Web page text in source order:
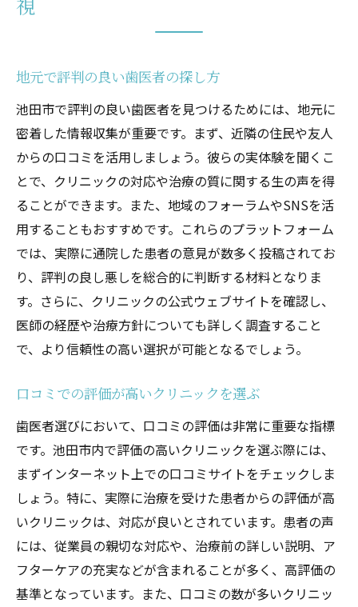
視
地元で評判の良い歯医者の探し方
池田市で評判の良い歯医者を見つけるためには、地元に
密着した情報収集が重要です。まず、近隣の住民や友人
からの口コミを活用しましょう。彼らの実体験を聞くこ
とで、クリニックの対応や治療の質に関する生の声を得
ることができます。また、地域のフォーラムやSNSを活
用することもおすすめです。これらのプラットフォーム
では、実際に通院した患者の意見が数多く投稿されてお
り、評判の良し悪しを総合的に判断する材料となりま
す。さらに、クリニックの公式ウェブサイトを確認し、
医師の経歴や治療方針についても詳しく調査すること
で、より信頼性の高い選択が可能となるでしょう。
口コミでの評価が高いクリニックを選ぶ
歯医者選びにおいて、口コミの評価は非常に重要な指標
です。池田市内で評価の高いクリニックを選ぶ際には、
まずインターネット上での口コミサイトをチェックしま
しょう。特に、実際に治療を受けた患者からの評価が高
いクリニックは、対応が良いとされています。患者の声
には、従業員の親切な対応や、治療前の詳しい説明、ア
フターケアの充実などが含まれることが多く、高評価の
基準となっています。また、口コミの数が多いクリニッ